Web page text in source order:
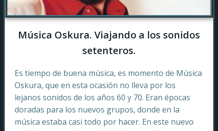
Música Oskura. Viajando a los sonidos
setenteros.
Es tiempo de buena música, es momento de Música
Oskura, que en esta ocasión no lleva por los
lejanos sonidos de los años 60 y 70. Eran épocas
doradas para los nuevos grupos, donde en la
música estaba casi todo por hacer. En este nuevo